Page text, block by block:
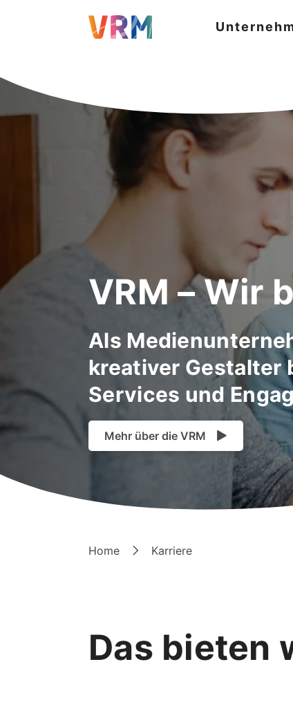
VRM – Wir
Als
kreativer Gestalter
Services und
Mehr über die VRM
Home Karriere
Das bieten